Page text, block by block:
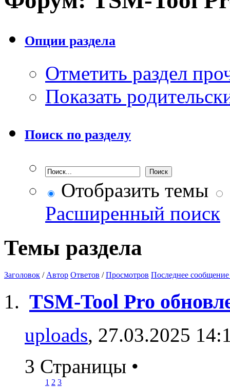
Опции раздела
Отметить раздел
Показать
Поиск по разделу
Отобразить темы
Расширенный поиск
Темы раздела
Заголовок / Автор Ответов /Просмотров Последнее сообщение
TSM-Tool Pro
uploads, 27.03.2025
3 Страницы •
1 2 3